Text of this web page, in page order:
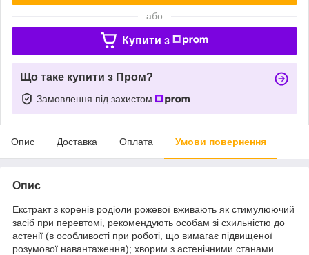
або
Купити з
Що таке купити з Пром?
Замовлення під захистом
Опис Доставка Оплата Умови повернення
Опис
Екстракт з коренів родіоли рожевої вживають як стимулюючий
засіб при перевтомі, рекомендують особам зі схильністю до
астенії (в особливості при роботі, що вимагає підвищеної
розумової навантаження); хворим з астенічними станами